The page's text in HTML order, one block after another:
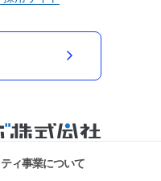
ィ事業について